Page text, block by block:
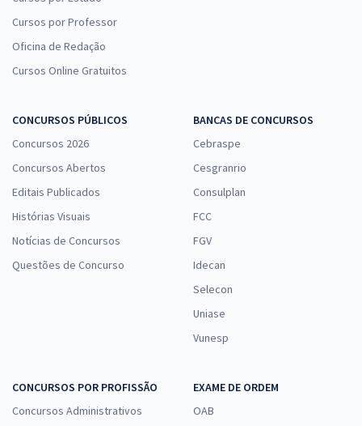
Cursos por Professor
Oficina de Redação
Cursos Online Gratuitos
CONCURSOS PÚBLICOS
Concursos 2026
Concursos Abertos
Editais Publicados
Histórias Visuais
Notícias de Concursos
Questões de Concurso
BANCAS DE CONCURSOS
Cebraspe
Cesgranrio
Consulplan
FCC
FGV
Idecan
Selecon
Uniase
Vunesp
CONCURSOS POR PROFISSÃO
Concursos Administrativos
EXAME DE ORDEM
OAB